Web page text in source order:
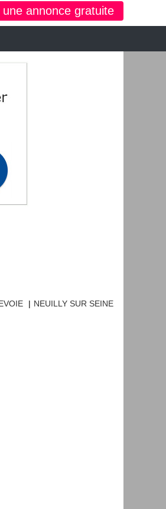
une annonce gratuite
| NEUILLY SUR SEINE